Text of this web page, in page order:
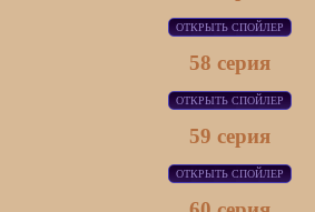
58 серия
59 серия